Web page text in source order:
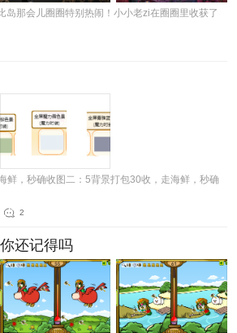
岛那会儿圈圈特别热闹！小小老zi在圈圈里收获了
鲜，秒确收图二：5背景打包30收，走海鲜，秒确
2
还记得吗